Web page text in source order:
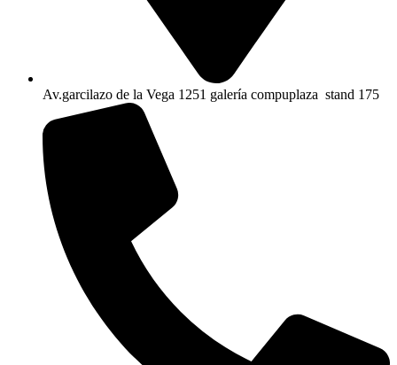
Av.garcilazo de la Vega 1251 galería compuplaza stand 175